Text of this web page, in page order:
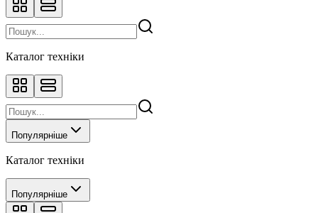
Каталог техніки
Популярніше
Каталог техніки
Популярніше